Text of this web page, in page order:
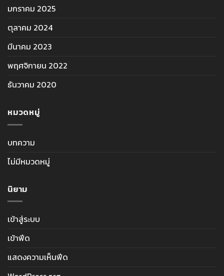
มกราคม 2025
ตุลาคม 2024
มีนาคม 2023
พฤศจิกายน 2022
ธันวาคม 2020
หมวดหมู่
บทความ
ไม่มีหมวดหมู่
นิยาม
เข้าสู่ระบบ
เข้าฟีด
แสดงความเห็นฟีด